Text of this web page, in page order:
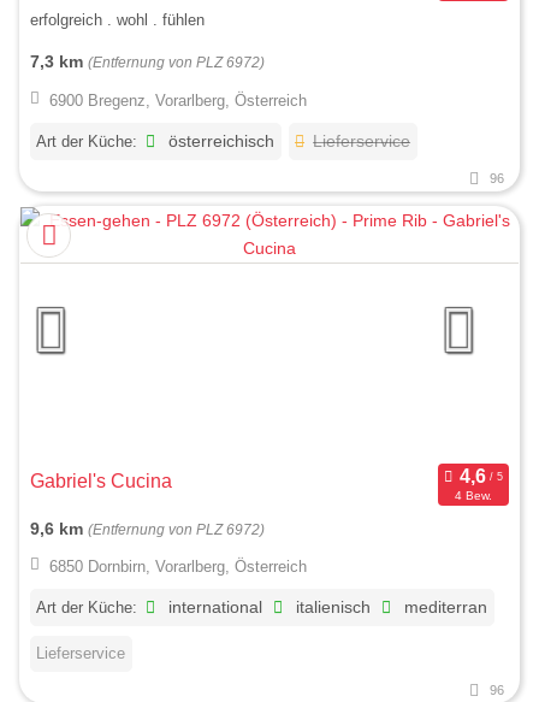
erfolgreich . wohl . fühlen
7,3 km (Entfernung von PLZ 6972)
6900 Bregenz, Vorarlberg, Österreich
Art der Küche: österreichisch Lieferservice
96
Gabriel's Cucina
4 Bew.
9,6 km (Entfernung von PLZ 6972)
6850 Dornbirn, Vorarlberg, Österreich
Art der Küche: international italienisch mediterran
Lieferservice
96